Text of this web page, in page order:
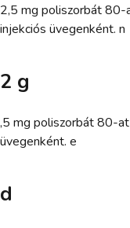
2,5 mg poliszorbát 80-
injekciós üvegenként. n
2 g
,5 mg poliszorbát 80-
üvegenként. e
d